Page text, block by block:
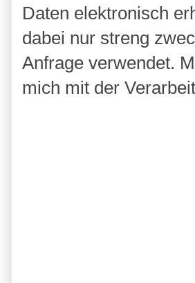
Daten elektronisch
dabei nur streng
Anfrage verwendet.
mich mit der